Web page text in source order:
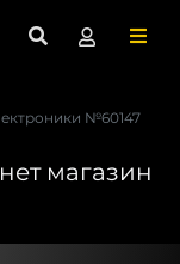
№60147
магазин